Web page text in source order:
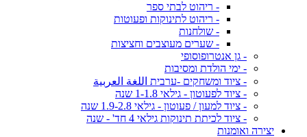
- ריהוט לבתי ספר
- ריהוט לתינוקות ופעוטות
- שולחנות
- שערים מעוצבים וחציצות
- גן אנטרופוסופי
- ימי הולדת ומסיבות
- ציוד ומשחקים -ערבית اللغة العربية
- ציוד לפעוטון - גילאי 1-1.8 שנה
- ציוד למעון / פעוטון - גילאי 1.9-2.8 שנה
- ציוד לכיתת תינוקות גילאי 4 חד' - שנה
יצירה ואומנות